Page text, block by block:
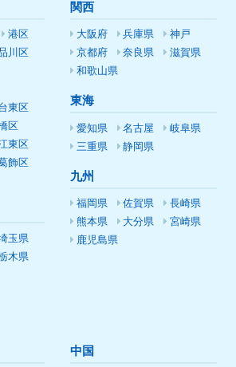
港区
川区
東区
区
東区
飾区
玉県
木県
関西
大阪府 兵庫県
神戸
京都府
奈良県
滋賀県
和歌山県
東海
愛知県 名古屋
岐阜県
三重県
静岡県
九州
福岡県 佐賀県
長崎県
熊本県
大分県
宮崎県
鹿児島県
中国